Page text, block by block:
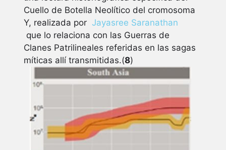
Cuello de Botella Neolítico del cromosoma
Y, realizada por Jayasree Saranathan
que lo relaciona con las Guerras de
Clanes Patrilineales referidas en las sagas
míticas allí transmitidas.(8)